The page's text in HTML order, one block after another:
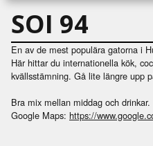
SOI 94
En av de mest populära gatorna i
Här hittar du internationella kök,
kvällsstämning. Gå lite längre upp
Bra mix mellan middag och drinkar.
Google Maps: https://